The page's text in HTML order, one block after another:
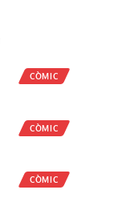
CÒMIC
CÒMIC
CÒMIC